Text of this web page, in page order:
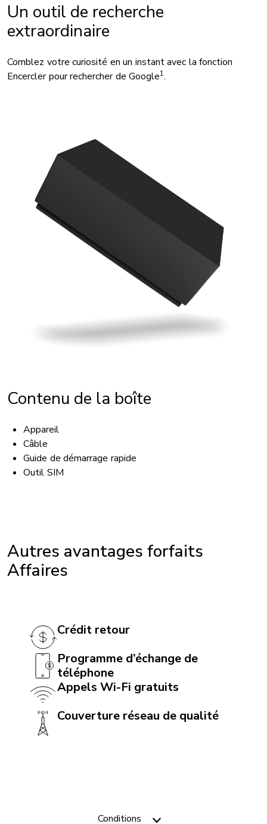
Un outil de recherche
extraordinaire
Comblez votre curiosité en un instant avec la fonction
Encercler pour rechercher de Google1.
Contenu de la boîte
Appareil
Câble
Guide de démarrage rapide
Outil SIM
Compatibilité avec appareil auditif: Oui
TTY / ATS: Oui
BATTERIE
Batterie: 5000 mAh non amovible
CAMÉRA
Appareil photo frontal: 12 Mpx
Autres avantages forfaits
Affaires
Crédit retour
Programme d’échange de
téléphone
Appels Wi-Fi gratuits
Couverture réseau de qualité
Conditions